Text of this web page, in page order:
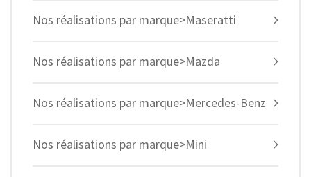
Nos réalisations par marque>Maseratti
Nos réalisations par marque>Mazda
Nos réalisations par marque>Mercedes-Benz
Nos réalisations par marque>Mini